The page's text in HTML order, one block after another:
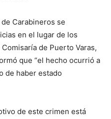
Carabineros se
en el lugar de los
de Puerto Varas,
que “el hecho ocurrió a
de haber estado
de este crimen está